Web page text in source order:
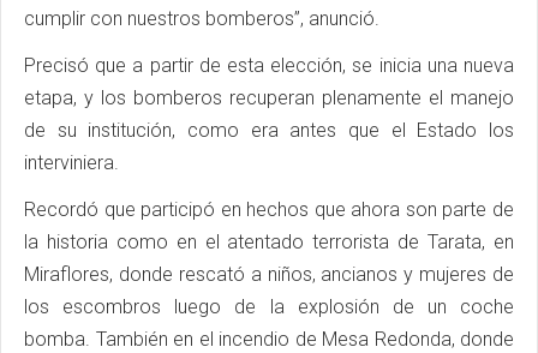
cumplir con nuestros bomberos”, anunció.
Precisó que a partir de esta elección, se inicia una nueva
etapa, y los bomberos recuperan plenamente el manejo
de su institución, como era antes que el Estado los
interviniera.
Recordó que participó en hechos que ahora son parte de
la historia como en el atentado terrorista de Tarata, en
Miraflores, donde rescató a niños, ancianos y mujeres de
los escombros luego de la explosión de un coche
bomba. También en el incendio de Mesa Redonda, donde